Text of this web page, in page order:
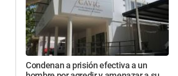
Condenan a prisión efectiva a un